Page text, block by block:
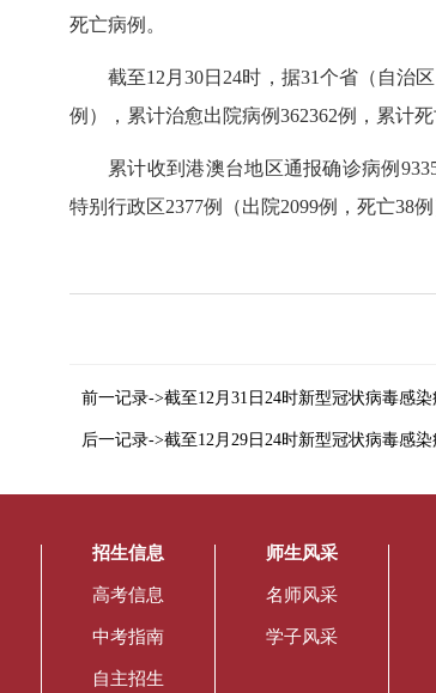
死亡病例。
截至12月30日24时，据31个省（自治
例），累计治愈出院病例362362例，累计
累计收到港澳台地区通报确诊病例
特别行政区2377例（出院2099例，死亡38
前一记录->截至12月31日24时新型冠状病毒感
后一记录->截至12月29日24时新型冠状病毒感
招生信息
高考信息
中考指南
自主招生
师生风采
名师风采
学子风采